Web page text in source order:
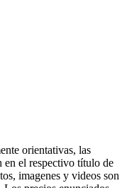
orientativas, las
en el respectivo título de
imagenes y videos son